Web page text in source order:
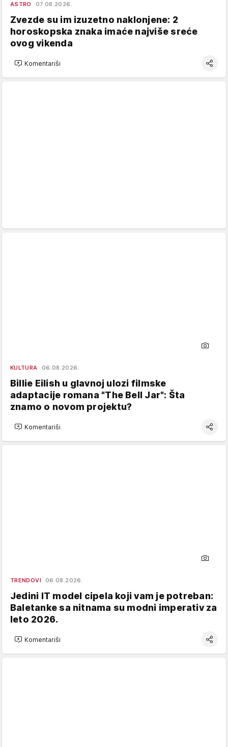
ASTRO 07.08.2026.
Zvezde su im izuzetno naklonjene: 2
horoskopska znaka imaće najviše sreće
ovog vikenda
Komentariši
KULTURA 06.08.2026.
Billie Eilish u glavnoj ulozi filmske
adaptacije romana "The Bell Jar": Šta
znamo o novom projektu?
Komentariši
TRENDOVI 06.08.2026.
Jedini IT model cipela koji vam je potreban:
Baletanke sa nitnama su modni imperativ za
leto 2026.
Komentariši